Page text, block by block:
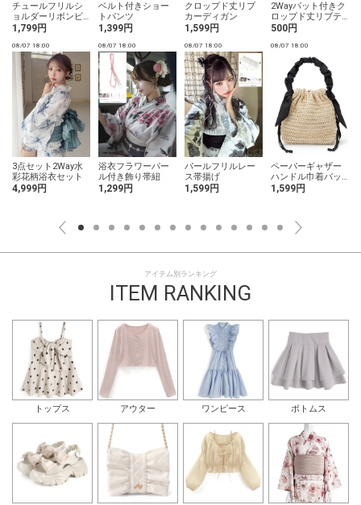
チュールフリルシ
ョルダーリボンビ
キニ水着
1,799円
ベルト付きショー
トパンツ
1,399円
クロップド丈リブ
カーディガン
1,599円
2Wayパット付きク
ロップド丈リブテ
レコキャミソール
500円
08/07 18:00
3点セット2Way水
彩花柄浴衣セット
4,999円
08/07 18:00
浴衣フラワーパー
ル付き飾り帯紐
1,299円
08/07 18:00
パールフリルレー
ス帯揚げ
1,599円
08/07 18:00
ペーパーギャザー
ハンドル巾着バッ
グ1,599円
アイテム別ランキング
ITEM RANKING
トップス アウター ワンピース ボトムス